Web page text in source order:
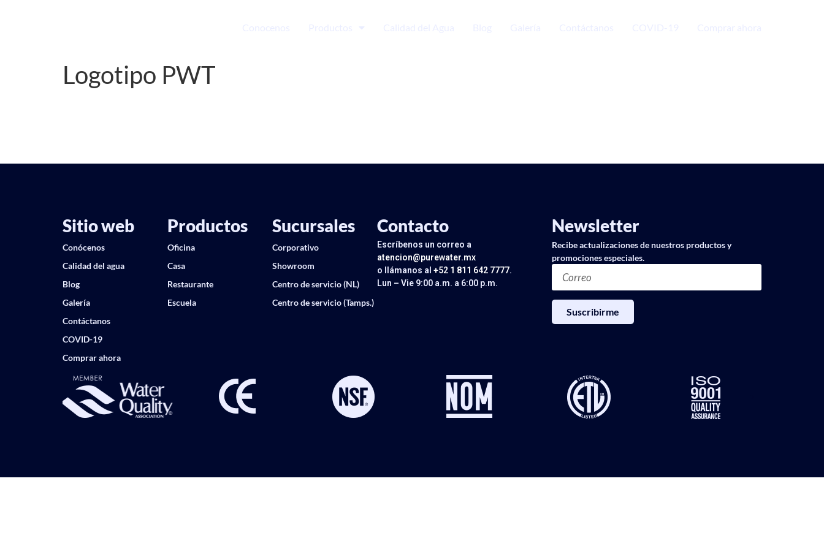
Logotipo PWT
Sitio web
Conócenos
Calidad del agua
Blog
Galería
Contáctanos
COVID-19
Comprar ahora
Productos
Oficina
Casa
Restaurante
Escuela
Sucursales
Corporativo
Showroom
Centro de servicio (NL)
Centro de servicio (Tamps.)
Contacto
Escríbenos un correo a
atencion@purewater.mx
o llámanos al +52 1 811 642 7777.
Lun – Vie 9:00 a.m. a 6:00 p.m.
Newsletter
Recibe actualizaciones de nuestros productos y
promociones especiales.
Suscribirme